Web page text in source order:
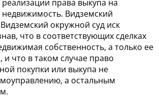
права выкупа на
Видземский
окружной суд иск
что в соответствующих сделках
собственность, а только ее
и что в таком случае право
покупки или выкупа не
а остальным